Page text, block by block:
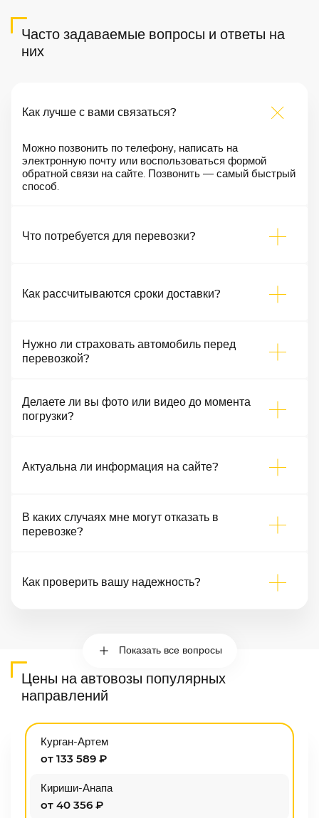
Часто задаваемые вопросы и ответы на
них
Как лучше с вами связаться?
Можно позвонить по телефону, написать на
электронную почту или воспользоваться формой
обратной связи на сайте. Позвонить — самый быстрый
способ.
Что потребуется для перевозки?
Как рассчитываются сроки доставки?
Нужно ли страховать автомобиль перед
перевозкой?
Делаете ли вы фото или видео до момента
погрузки?
Актуальна ли информация на сайте?
В каких случаях мне могут отказать в
перевозке?
Как проверить вашу надежность?
Показать все вопросы
Цены на автовозы популярных
направлений
Курган-Артем
от 133 589 ₽
Кириши-Анапа
от 40 356 ₽